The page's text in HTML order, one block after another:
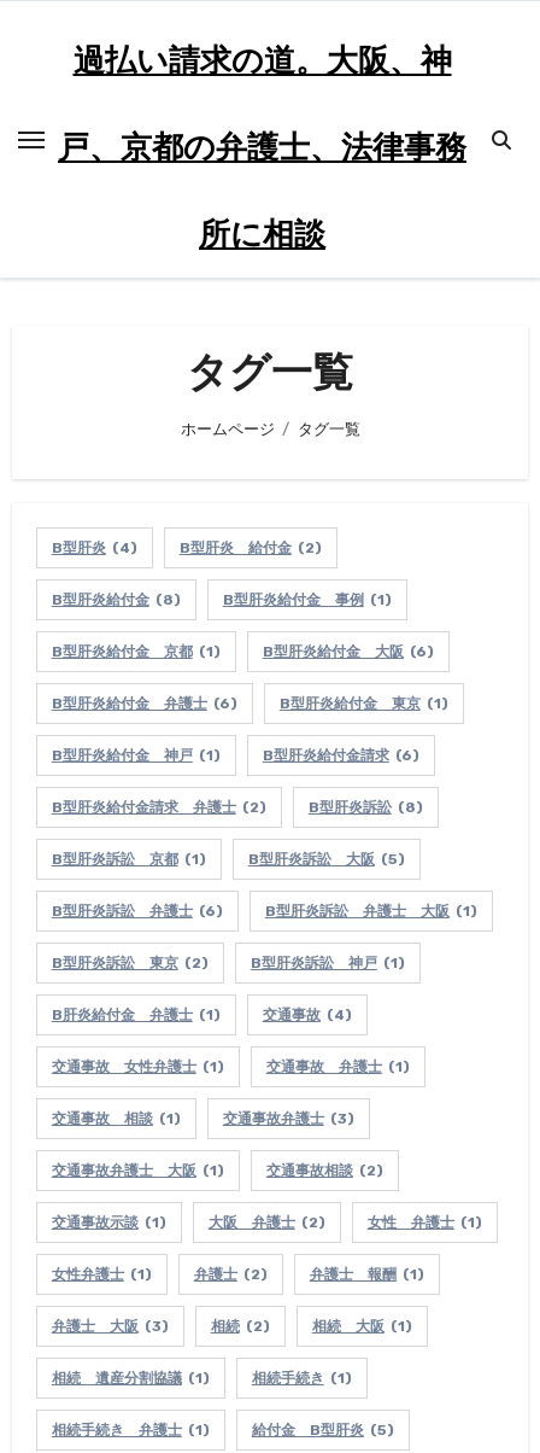
過払い請求の道。大阪、神
戸、京都の弁護士、法律事務
所に相談
タグ一覧
ホームページ タグ一覧
B型肝炎 (4) B型肝炎 給付金 (2)
B型肝炎給付金 (8) B型肝炎給付金 事例 (1)
B型肝炎給付金 京都 (1) B型肝炎給付金 大阪 (6)
B型肝炎給付金 弁護士 (6) B型肝炎給付金 東京 (1)
B型肝炎給付金 神戸 (1) B型肝炎給付金請求 (6)
B型肝炎給付金請求 弁護士 (2) B型肝炎訴訟 (8)
B型肝炎訴訟 京都 (1) B型肝炎訴訟 大阪 (5)
B型肝炎訴訟 弁護士 (6) B型肝炎訴訟 弁護士 大阪 (1)
B型肝炎訴訟 東京 (2) B型肝炎訴訟 神戸 (1)
B肝炎給付金 弁護士 (1) 交通事故 (4)
交通事故 女性弁護士 (1) 交通事故 弁護士 (1)
交通事故 相談 (1) 交通事故弁護士 (3)
交通事故弁護士 大阪 (1) 交通事故相談 (2)
交通事故示談 (1) 大阪 弁護士 (2) 女性 弁護士 (1)
女性弁護士 (1) 弁護士 (2) 弁護士 報酬 (1)
弁護士 大阪 (3) 相続 (2) 相続 大阪 (1)
相続 遺産分割協議 (1) 相続手続き (1)
相続手続き 弁護士 (1) 給付金 B型肝炎 (5)